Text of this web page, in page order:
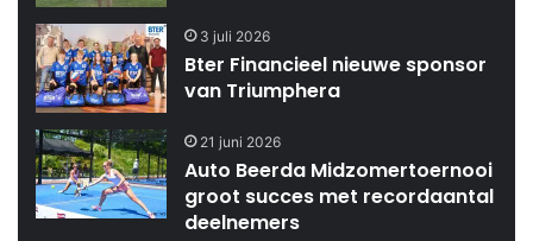
3 juli 2026
Bter Financieel nieuwe sponsor
van Triumphera
21 juni 2026
Auto Beerda Midzomertoernooi
groot succes met recordaantal
deelnemers